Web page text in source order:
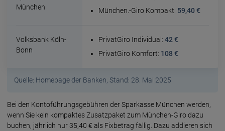
München
München.-Giro Kompakt: 59,40 €
Volksbank Köln-
Bonn
PrivatGiro Individual: 42 €
PrivatGiro Komfort: 108 €
Quelle: Homepage der Banken, Stand: 28. Mai 2025
Bei den Kontoführungsgebühren der Spar­kasse München werden,
wenn Sie kein kompaktes Zusatz­paket zum München-Giro dazu
buchen, jähr­lich nur 35,40 € als Fix­betrag fällig. Dazu addieren sich